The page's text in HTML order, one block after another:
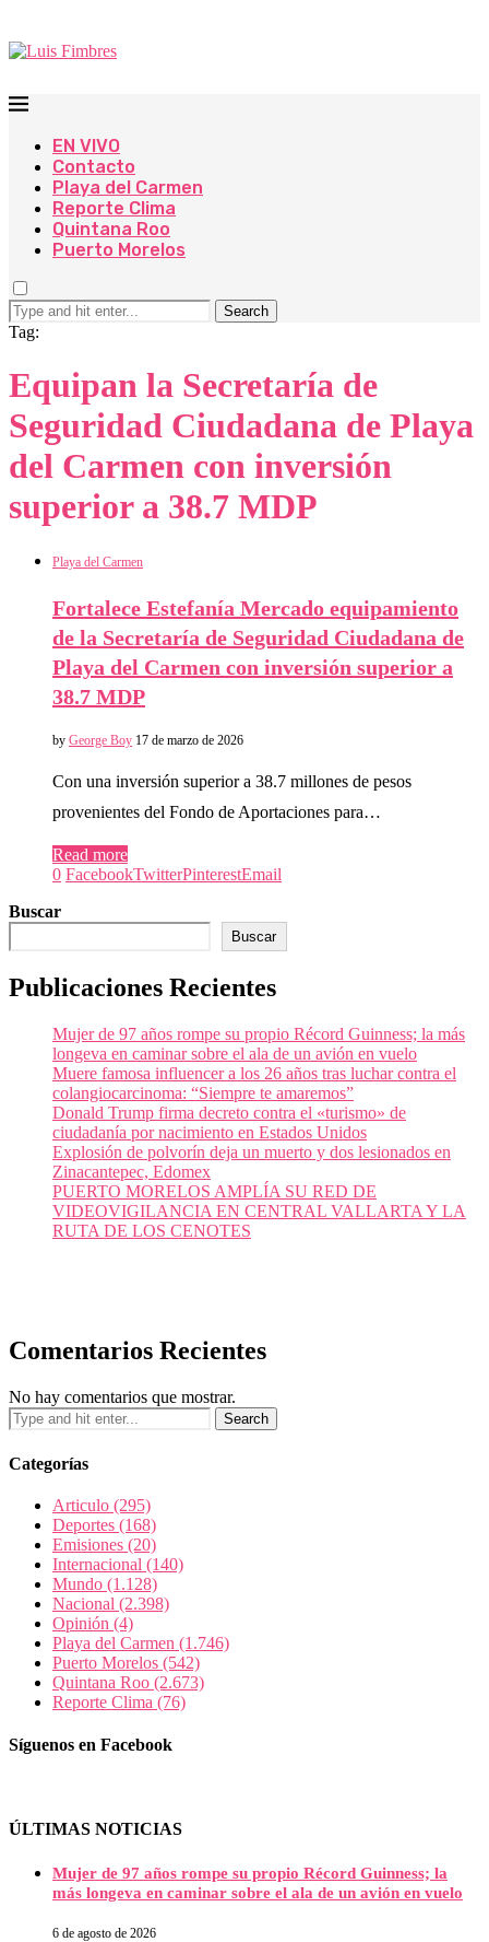
EN VIVO
Contacto
Playa del Carmen
Reporte Clima
Quintana Roo
Puerto Morelos
Search
Tag:
Equipan la Secretaría de
Seguridad Ciudadana de Playa
del Carmen con inversión
superior a 38.7 MDP
Playa del Carmen
Fortalece Estefanía Mercado equipamiento
de la Secretaría de Seguridad Ciudadana de
Playa del Carmen con inversión superior a
38.7 MDP
by George Boy 17 de marzo de 2026
Con una inversión superior a 38.7 millones de pesos
provenientes del Fondo de Aportaciones para…
Read more
0 FacebookTwitterPinterestEmail
Buscar
Buscar
Publicaciones Recientes
Mujer de 97 años rompe su propio Récord Guinness; la más
longeva en caminar sobre el ala de un avión en vuelo
Muere famosa influencer a los 26 años tras luchar contra el
colangiocarcinoma: “Siempre te amaremos”
Donald Trump firma decreto contra el «turismo» de
ciudadanía por nacimiento en Estados Unidos
Explosión de polvorín deja un muerto y dos lesionados en
Zinacantepec, Edomex
PUERTO MORELOS AMPLÍA SU RED DE
VIDEOVIGILANCIA EN CENTRAL VALLARTA Y LA
RUTA DE LOS CENOTES
Comentarios Recientes
No hay comentarios que mostrar.
Categorías
Articulo (295)
Deportes (168)
Emisiones (20)
Internacional (140)
Mundo (1.128)
Nacional (2.398)
Opinión (4)
Playa del Carmen (1.746)
Puerto Morelos (542)
Quintana Roo (2.673)
Reporte Clima (76)
Síguenos en Facebook
ÚLTIMAS NOTICIAS
Mujer de 97 años rompe su propio Récord Guinness; la
más longeva en caminar sobre el ala de un avión en vuelo
6 de agosto de 2026